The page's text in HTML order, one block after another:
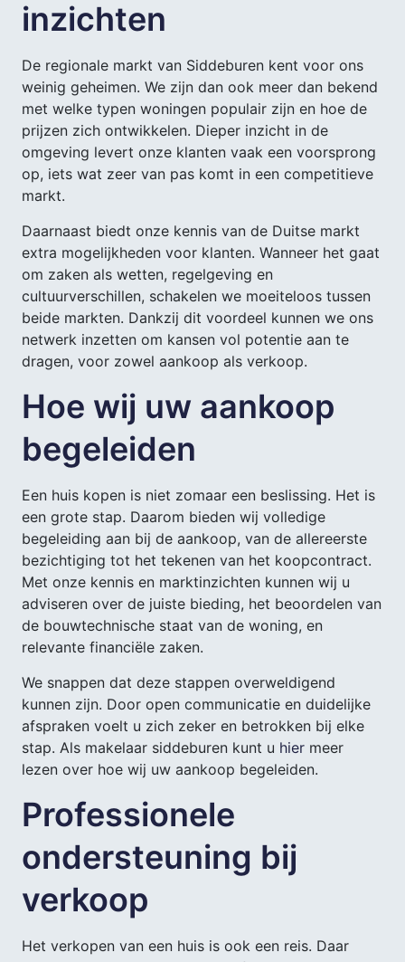
inzichten
De regionale markt van Siddeburen kent voor ons
weinig geheimen. We zijn dan ook meer dan bekend
met welke typen woningen populair zijn en hoe de
prijzen zich ontwikkelen. Dieper inzicht in de
omgeving levert onze klanten vaak een voorsprong
op, iets wat zeer van pas komt in een competitieve
markt.
Daarnaast biedt onze kennis van de Duitse markt
extra mogelijkheden voor klanten. Wanneer het gaat
om zaken als wetten, regelgeving en
cultuurverschillen, schakelen we moeiteloos tussen
beide markten. Dankzij dit voordeel kunnen we ons
netwerk inzetten om kansen vol potentie aan te
dragen, voor zowel aankoop als verkoop.
Hoe wij uw aankoop
begeleiden
Een huis kopen is niet zomaar een beslissing. Het is
een grote stap. Daarom bieden wij volledige
begeleiding aan bij de aankoop, van de allereerste
bezichtiging tot het tekenen van het koopcontract.
Met onze kennis en marktinzichten kunnen wij u
adviseren over de juiste bieding, het beoordelen van
de bouwtechnische staat van de woning, en
relevante financiële zaken.
We snappen dat deze stappen overweldigend
kunnen zijn. Door open communicatie en duidelijke
afspraken voelt u zich zeker en betrokken bij elke
stap. Als makelaar siddeburen kunt u hier meer
lezen over hoe wij uw aankoop begeleiden.
Professionele
ondersteuning bij
verkoop
Het verkopen van een huis is ook een reis. Daar